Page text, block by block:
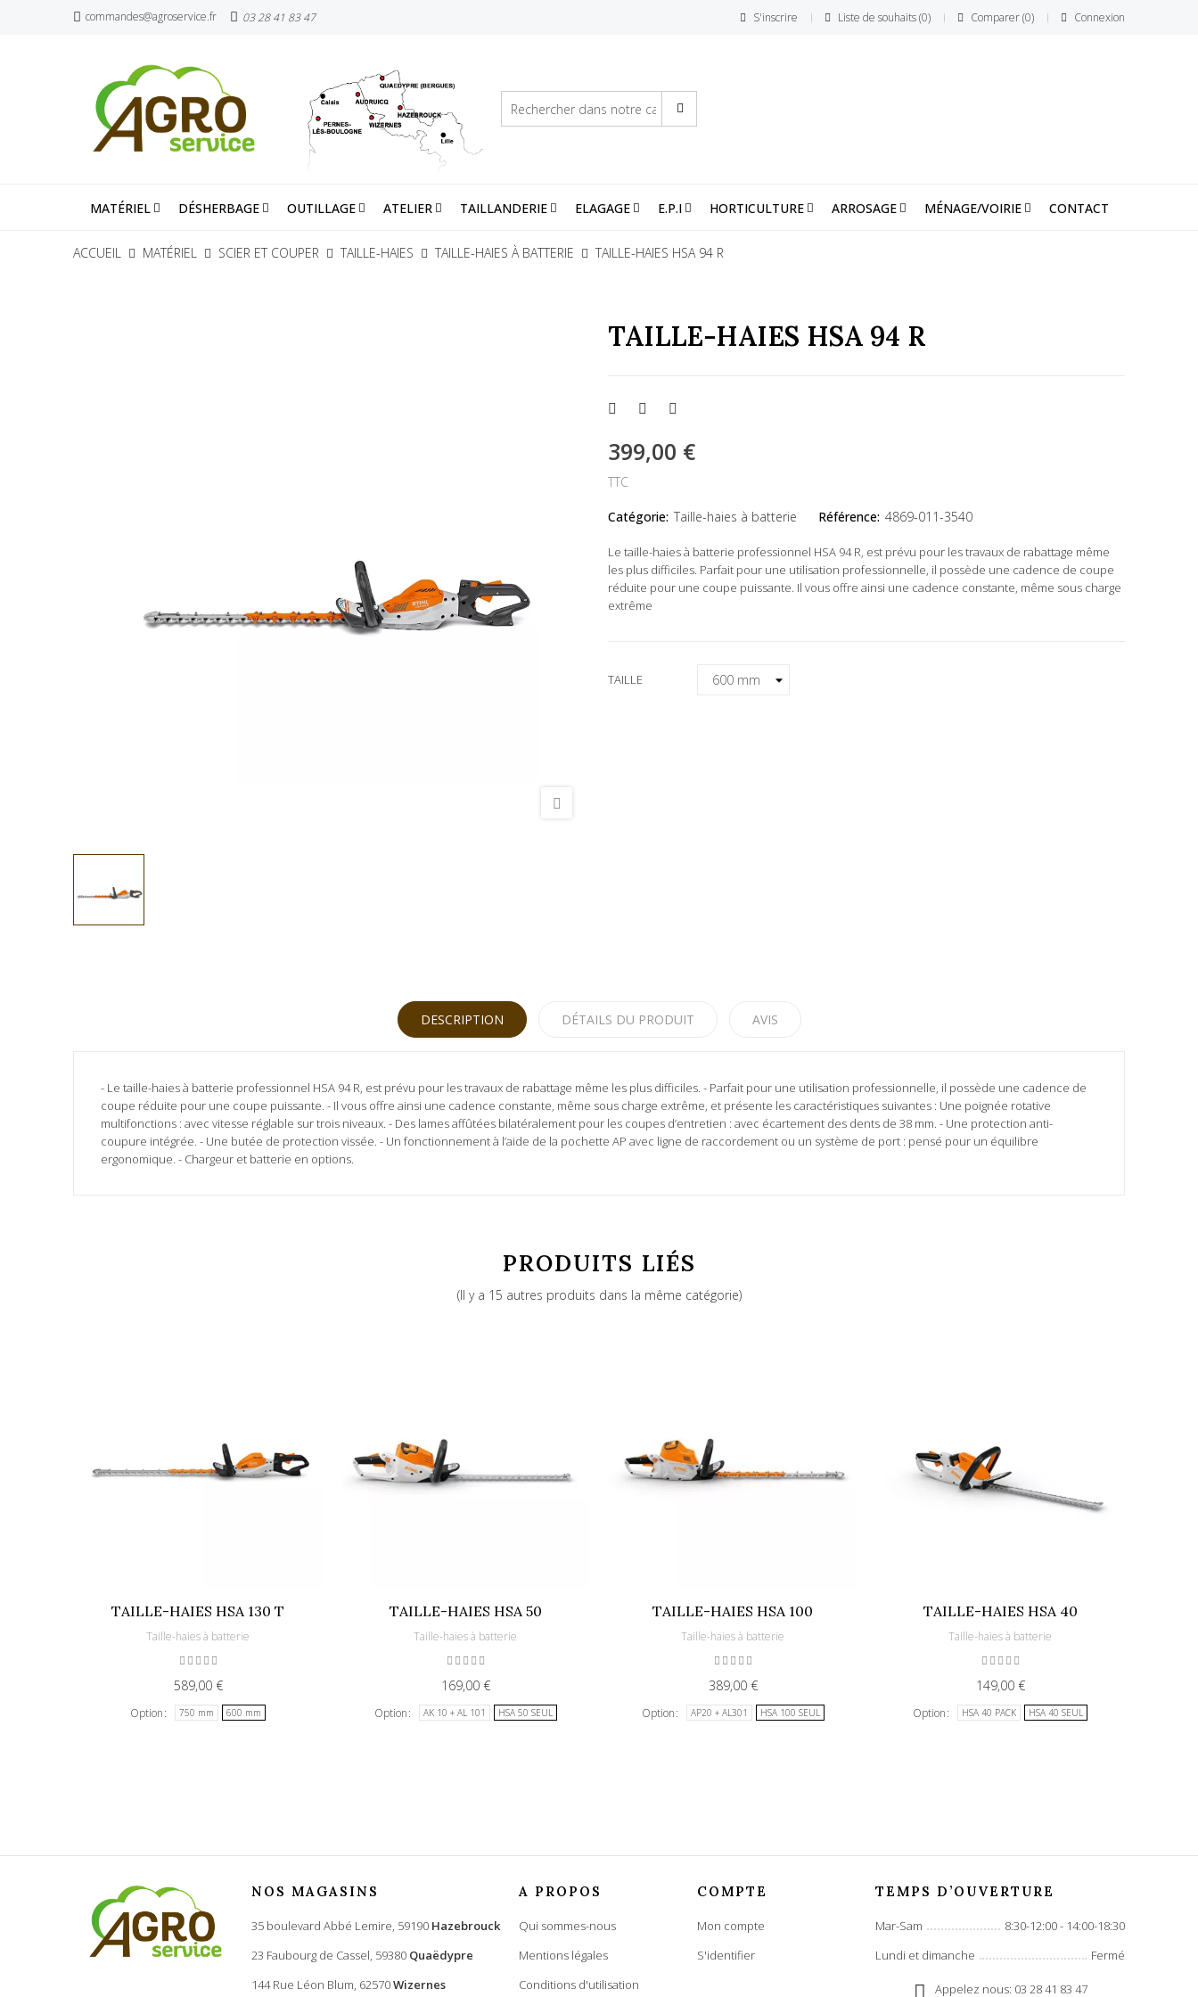
commandes@agroservice.fr 03 28 41 83 47 S'inscrire Liste de souhaits 0 Comparer 0 Connexion
MATÉRIEL DÉSHERBAGE OUTILLAGE ATELIER TAILLANDERIE ELAGAGE E.P.I HORTICULTURE ARROSAGE MÉNAGE/VOIRIE CONTACT
ACCUEIL MATÉRIEL SCIER ET COUPER TAILLE-HAIES TAILLE-HAIES À BATTERIE TAILLE-HAIES HSA 94 R
TAILLE-HAIES HSA 94 R
399,00 €
TTC
Catégorie: Taille-haies à batterie Référence: 4869-011-3540
Le taille-haies à batterie professionnel HSA 94 R, est prévu pour les travaux de rabattage même
les plus difficiles. Parfait pour une utilisation professionnelle, il possède une cadence de coupe
réduite pour une coupe puissante. Il vous offre ainsi une cadence constante, même sous charge
extrême
TAILLE
DESCRIPTION DÉTAILS DU PRODUIT AVIS
- Le taille-haies à batterie professionnel HSA 94 R, est prévu pour les travaux de rabattage même les plus difficiles. - Parfait pour une utilisation professionnelle, il possède une cadence de
coupe réduite pour une coupe puissante. - Il vous offre ainsi une cadence constante, même sous charge extrême, et présente les caractéristiques suivantes : Une poignée rotative
multifonctions : avec vitesse réglable sur trois niveaux. - Des lames affûtées bilatéralement pour les coupes d’entretien : avec écartement des dents de 38 mm. - Une protection anti-
coupure intégrée. - Une butée de protection vissée. - Un fonctionnement à l’aide de la pochette AP avec ligne de raccordement ou un système de port : pensé pour un équilibre
ergonomique. - Chargeur et batterie en options.
PRODUITS LIÉS
(Il y a 15 autres produits dans la même catégorie)
TAILLE-HAIES HSA 130 T
Taille-haies à batterie
589,00 €
Option 750 mm 600 mm
TAILLE-HAIES HSA 50
Taille-haies à batterie
169,00 €
Option AK 10 + AL 101 HSA 50 SEUL
TAILLE-HAIES HSA 100
Taille-haies à batterie
389,00 €
Option AP20 + AL301 HSA 100 SEUL
TAILLE-HAIES HSA 40
Taille-haies à batterie
149,00 €
Option HSA 40 PACK HSA 40 SEUL
NOS MAGASINS
35 boulevard Abbé Lemire, 59190 Hazebrouck
23 Faubourg de Cassel, 59380 Quaëdypre
144 Rue Léon Blum, 62570Wizernes
A PROPOS
Qui sommes-nous
Mentions légales
Conditions d'utilisation
COMPTE
Mon compte
S'identifier
TEMPS D’OUVERTURE
Mar-Sam
8:30-12:00 - 14:00-18:30
Lundi et dimanche
Fermé
Appelez nous: 03 28 41 83 47